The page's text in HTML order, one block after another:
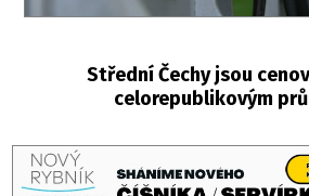
Střední Čechy jsou
celorepublikovým